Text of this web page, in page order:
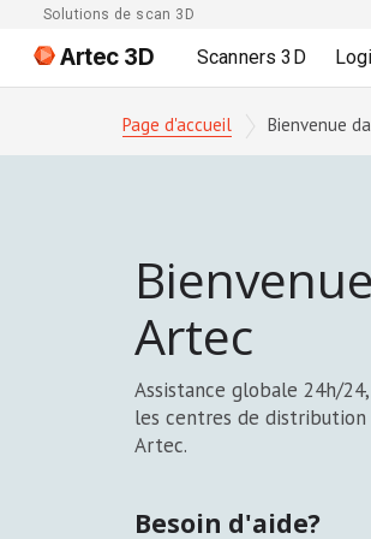
Solutions de scan 3D
Artec 3D Scanners 3D
Page d'accueil Bienvenue
Artec
Assistance globale 24h/
les centres de
Artec.
Besoin d'aide?